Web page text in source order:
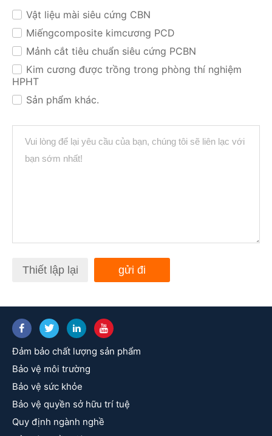
Vật liệu mài siêu cứng CBN
Miếngcomposite kimcương PCD
Mảnh cắt tiêu chuẩn siêu cứng PCBN
Kim cương được trồng trong phòng thí nghiệm
HPHT
Sản phẩm khác.
Thiết lập lại gửi đi
Đảm bảo chất lượng sản phẩm
Bảo vệ môi trường
Bảo vệ sức khỏe
Bảo vệ quyền sở hữu trí tuệ
Quy định ngành nghề